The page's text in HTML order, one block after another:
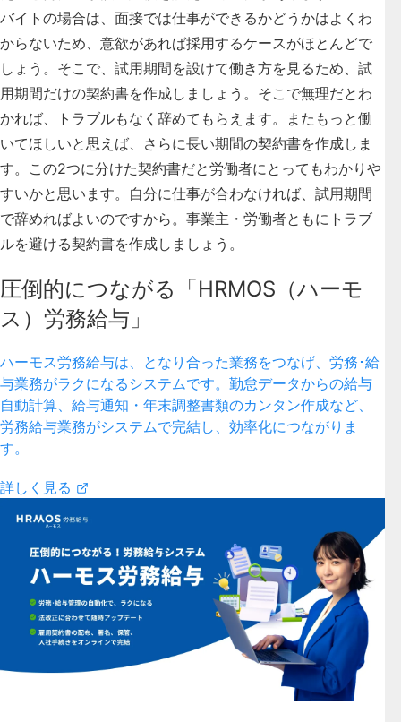
バイトの場合は、面接では仕事ができるかどうかはよくわ
からないため、意欲があれば採用するケースがほとんどで
しょう。そこで、試用期間を設けて働き方を見るため、試
用期間だけの契約書を作成しましょう。そこで無理だとわ
かれば、トラブルもなく辞めてもらえます。またもっと働
いてほしいと思えば、さらに長い期間の契約書を作成しま
す。この2つに分けた契約書だと労働者にとってもわかりや
すいかと思います。自分に仕事が合わなければ、試用期間
で辞めればよいのですから。事業主・労働者ともにトラブ
ルを避ける契約書を作成しましょう。
圧倒的につながる「HRMOS（ハーモ
ス）労務給与」
ハーモス労務給与は、となり合った業務をつなげ、労務･給
与業務がラクになるシステムです。勤怠データからの給与
自動計算、給与通知・年末調整書類のカンタン作成など、
労務給与業務がシステムで完結し、効率化につながりま
す。
詳しく見る